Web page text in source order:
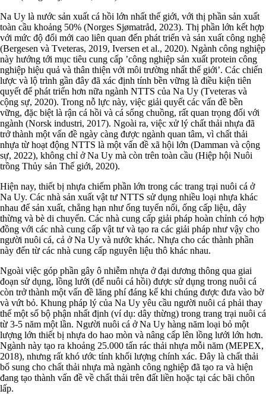
Na Uy là nước sản xuất cá hồi lớn nhất thế giới, với thị phần sản xuất
toàn cầu khoảng 50% (Norges Sjømatråd, 2023). Thị phần lớn kết hợp
với mức độ đổi mới cao liên quan đến phát triển và sản xuất công nghệ
(Bergesen và Tveteras, 2019, Iversen et al., 2020). Ngành công nghiệp
này hướng tới mục tiêu cung cấp ’công nghiệp sản xuất protein công
nghiệp hiệu quả và thân thiện với môi trường nhất thế giới’. Các chiến
lược và lộ trình gần đây đã xác định tính bền vững là điều kiện tiên
quyết để phát triển hơn nữa ngành NTTS của Na Uy (Tveteras và
cộng sự, 2020). Trong nỗ lực này, việc giải quyết các vấn đề bền
vững, đặc biệt là rận cá hồi và cá sổng chuồng, rất quan trọng đối với
ngành (Norsk industri, 2017). Ngoài ra, việc xử lý chất thải nhựa đã
trở thành một vấn đề ngày càng được ngành quan tâm, vì chất thải
nhựa từ hoạt động NTTS là một vấn đề xã hội lớn (Damman và cộng
sự, 2022), không chỉ ở Na Uy mà còn trên toàn cầu (Hiệp hội Nuôi
trồng Thủy sản Thế giới, 2020).
Hiện nay, thiết bị nhựa chiếm phần lớn trong các trang trại nuôi cá ở
Na Uy. Các nhà sản xuất vật tư NTTS sử dụng nhiều loại nhựa khác
nhau để sản xuất, chẳng hạn như ống tuyển nổi, ống cấp liệu, dây
thừng và bè di chuyển. Các nhà cung cấp giải pháp hoàn chỉnh có hợp
đồng với các nhà cung cấp vật tư và tạo ra các giải pháp như vậy cho
người nuôi cá, cả ở Na Uy và nước khác. Nhựa cho các thành phần
này đến từ các nhà cung cấp nguyên liệu thô khác nhau.
Ngoài việc góp phần gây ô nhiễm nhựa ở đại dương thông qua giai
đoạn sử dụng, lồng lưới (để nuôi cá hồi) được sử dụng trong nuôi cá
còn trở thành một vấn đề lãng phí đáng kể khi chúng được đưa vào bờ
và vứt bỏ. Khung pháp lý của Na Uy yêu cầu người nuôi cá phải thay
thế một số bộ phận nhất định (ví dụ: dây thừng) trong trang trại nuôi cá
từ 3-5 năm một lần. Người nuôi cá ở Na Uy hàng năm loại bỏ một
lượng lớn thiết bị nhựa do hao mòn và nâng cấp lên lồng lưới lớn hơn.
Ngành này tạo ra khoảng 25.000 tấn rác thải nhựa mỗi năm (MEPEX,
2018), nhưng rất khó ước tính khối lượng chính xác. Đây là chất thải
bổ sung cho chất thải nhựa mà ngành công nghiệp đã tạo ra và hiện
đang tạo thành vấn đề về chất thải trên đất liền hoặc tại các bãi chôn
lấp.